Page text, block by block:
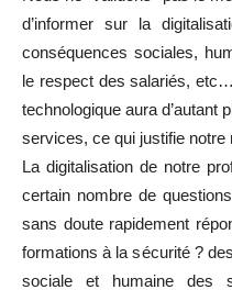
d’informer sur la
conséquences sociales,
le respect des salariés,
technologique aura d’autant
services, ce qui justifie notre
La digitalisation de notre
certain nombre de
sans doute rapidement
formations à la sécurité ?
sociale et humaine des